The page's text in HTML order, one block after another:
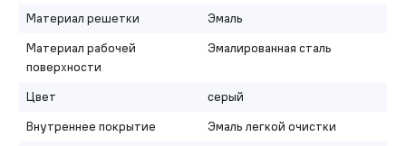
Материал решетки
Эмаль
Материал рабочей
поверхности
Эмалированная сталь
Цвет
серый
Внутреннее покрытие
Эмаль легкой очистки